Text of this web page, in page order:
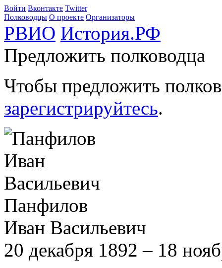
Войти Вконтакте Twitter
Полководцы О проекте Организаторы
РВИО История.РФ
Предложить полководца
Чтобы предложить
зарегистрируйтесь.
Панфилов
Иван Васильевич
20 декабря 1892 – 18